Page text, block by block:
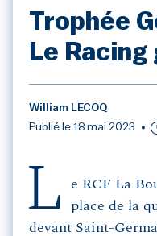
Trophée
Le
William LECOQ
Publié le 18 mai 2023
L
e RCF La
place de la
devant Saint-